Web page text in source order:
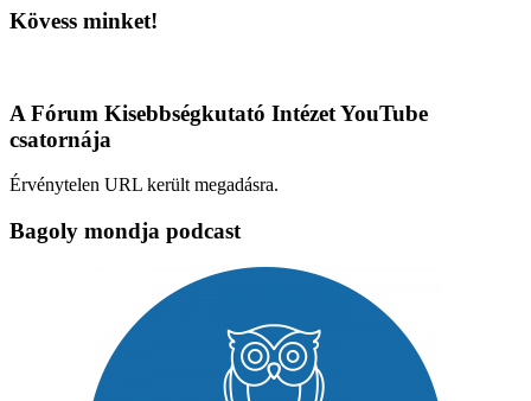
Kövess minket!
A Fórum Kisebbségkutató Intézet YouTube
csatornája
Érvénytelen URL került megadásra.
Bagoly mondja podcast